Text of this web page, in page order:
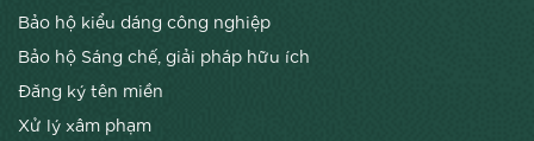
Bảo hộ kiểu dáng công nghiệp
Bảo hộ Sáng chế, giải pháp hữu ích
Đăng ký tên miền
Xử lý xâm phạm